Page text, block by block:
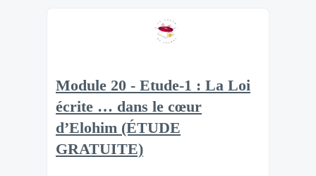
Module 20 - Etude-1 : La Loi
écrite … dans le cœur
d’Elohim (ÉTUDE
GRATUITE)